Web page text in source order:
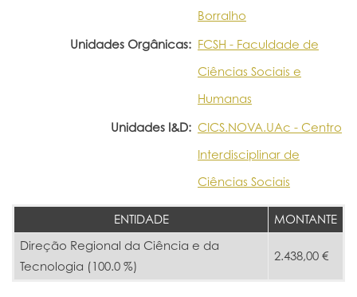
Borralho
Unidades Orgânicas: FCSH - Faculdade de
Ciências Sociais e
Humanas
Unidades I&D: CICS.NOVA.UAc - Centro
Interdisciplinar de
Ciências Sociais
ENTIDADE
MONTANTE
Direção Regional da Ciência e da
Tecnologia (100.0 %)
2.438,00 €